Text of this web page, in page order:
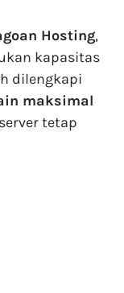
Hosting,
kapasitas
dilengkapi
maksimal
tetap